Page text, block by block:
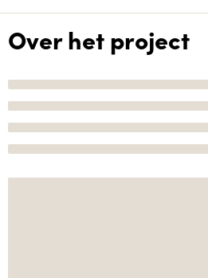
Over het project